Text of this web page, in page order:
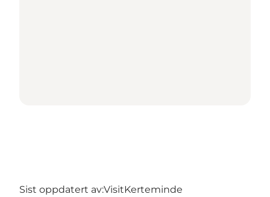
Sist oppdatert av:VisitKerteminde